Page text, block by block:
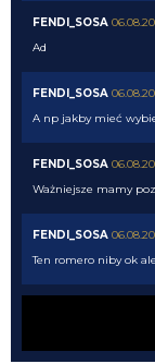
FENDI_SOSA
Ad
FENDI_SOSA
A np jakby mieć
FENDI_SOSA
Ważniejsze mamy
FENDI_SOSA
Ten romero niby ok
Jones to juz dawno